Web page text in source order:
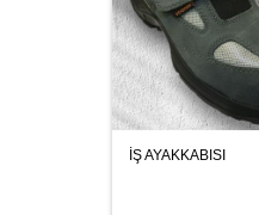
İŞ AYAKKABISI